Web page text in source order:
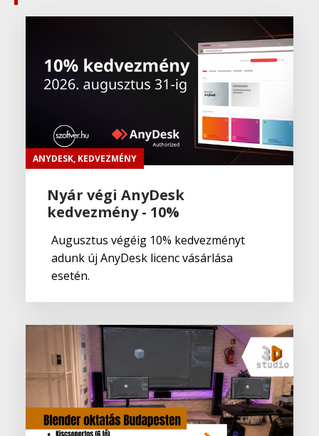
ANYDESK, KEDVEZMÉNY
Nyár végi AnyDesk
kedvezmény - 10%
Augusztus végéig 10% kedvezményt
adunk új AnyDesk licenc vásárlása
esetén.